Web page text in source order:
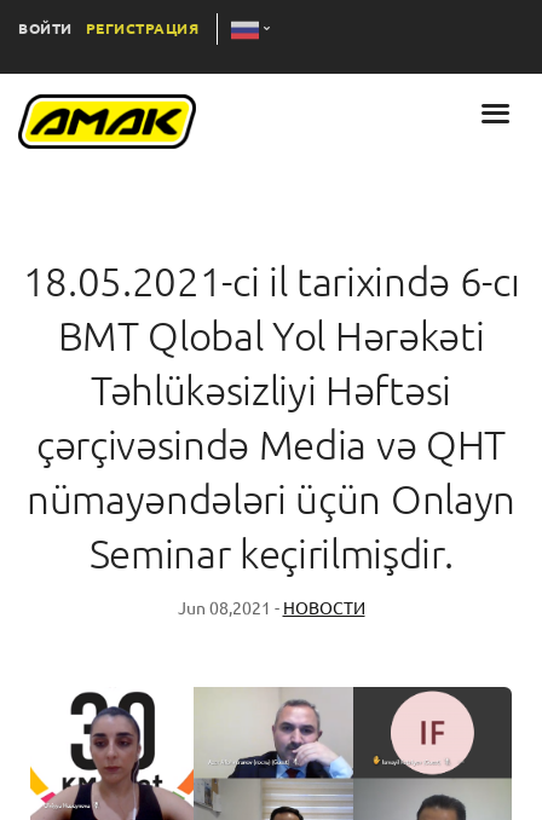
ВОЙТИ РЕГИСТРАЦИЯ
18.05.2021-ci il tarixində 6-cı
BMT Qlobal Yol Hərəkəti
Təhlükəsizliyi Həftəsi
çərçivəsində Media və QHT
nümayəndələri üçün Onlayn
Seminar keçirilmişdir.
Jun 08,2021 - НОВОСТИ